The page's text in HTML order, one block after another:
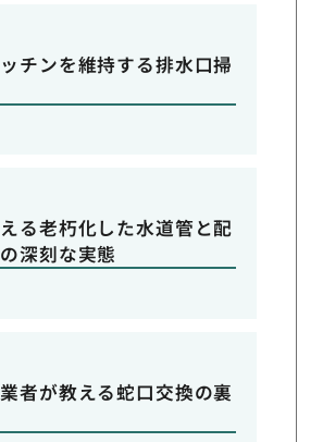
チンを維持する排水口掃
る老朽化した水道管と配
深刻な実態
者が教える蛇口交換の裏